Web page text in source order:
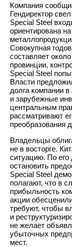
Компания
Гендиректор
Special Steel
ориентирована
Совокупная
составляет
провинции,
Special Steel
Власти
долга компании
и зарубежные
центральным
рассматривают
преобразования
Владельцы
не в восторге.
ситуацию. По
остановить
Special Steel
полагают, что в
прибыльность
акции
требуют, чтобы
и
не желает
убыточных
мест.